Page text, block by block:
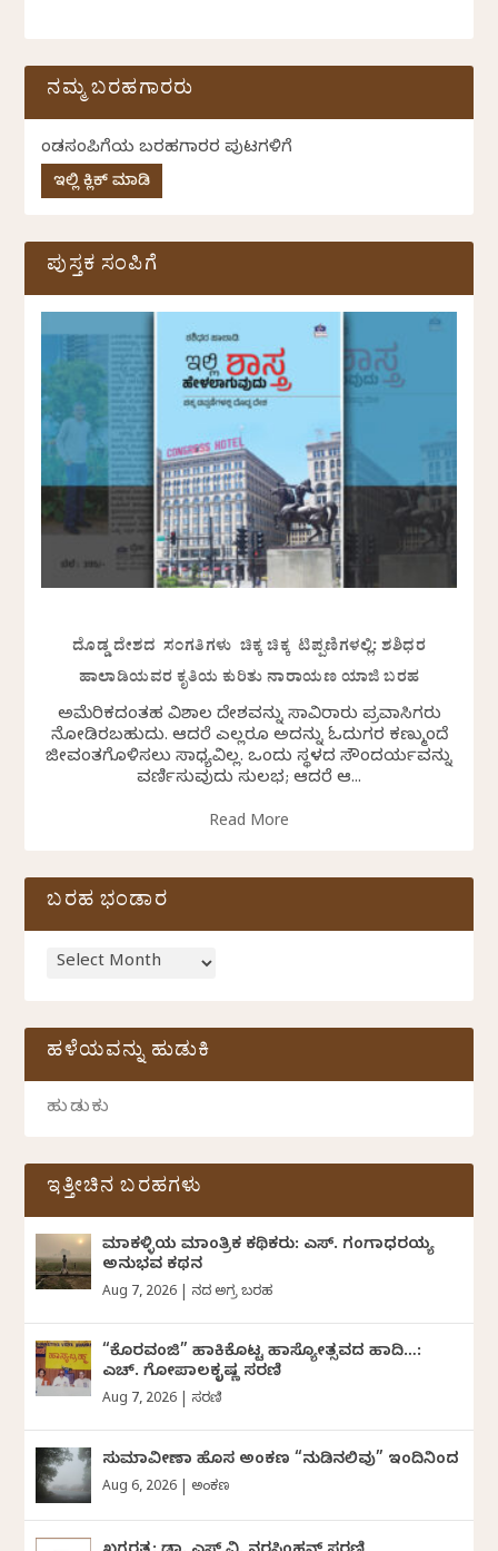
ನಮ್ಮ ಬರಹಗಾರರು
ಕೆಂಡಸಂಪಿಗೆಯ ಬರಹಗಾರರ ಪುಟಗಳಿಗೆ
ಇಲ್ಲಿ ಕ್ಲಿಕ್ ಮಾಡಿ
ಪುಸ್ತಕ ಸಂಪಿಗೆ
ದೊಡ್ಡ ದೇಶದ ಸಂಗತಿಗಳು ಚಿಕ್ಕ ಚಿಕ್ಕ ಟಿಪ್ಪಣಿಗಳಲ್ಲಿ: ಶಶಿಧರ
ಹಾಲಾಡಿಯವರ ಕೃತಿಯ ಕುರಿತು ನಾರಾಯಣ ಯಾಜಿ ಬರಹ
ಅಮೆರಿಕದಂತಹ ವಿಶಾಲ ದೇಶವನ್ನು ಸಾವಿರಾರು ಪ್ರವಾಸಿಗರು
ನೋಡಿರಬಹುದು. ಆದರೆ ಎಲ್ಲರೂ ಅದನ್ನು ಓದುಗರ ಕಣ್ಮುಂದೆ
ಜೀವಂತಗೊಳಿಸಲು ಸಾಧ್ಯವಿಲ್ಲ. ಒಂದು ಸ್ಥಳದ ಸೌಂದರ್ಯವನ್ನು
ವರ್ಣಿಸುವುದು ಸುಲಭ; ಆದರೆ ಆ...
Read More
ಬರಹ ಭಂಡಾರ
ಹಳೆಯವನ್ನು ಹುಡುಕಿ
ಇತ್ತೀಚಿನ ಬರಹಗಳು
ಮಾಕಳ್ಳಿಯ ಮಾಂತ್ರಿಕ ಕಥಿಕರು: ಎಸ್. ಗಂಗಾಧರಯ್ಯ
ಅನುಭವ ಕಥನ
Aug 7, 2026 ದಿನದ ಅಗ್ರ ಬರಹ
“ಕೊರವಂಜಿ” ಹಾಕಿಕೊಟ್ಟ ಹಾಸ್ಯೋತ್ಸವದ ಹಾದಿ…:
ಎಚ್. ಗೋಪಾಲಕೃಷ್ಣ ಸರಣಿ
Aug 7, 2026 ಸರಣಿ
ಸುಮಾವೀಣಾ ಹೊಸ ಅಂಕಣ “ನುಡಿನಲಿವು” ಇಂದಿನಿಂದ
Aug 6, 2026 ಅಂಕಣ